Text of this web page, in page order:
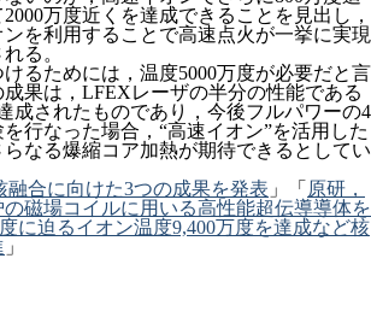
万度近くを達成できることを見出し，
を利用することで高速点火が一挙に実現
る。
るためには，温度5000万度が必要だと言
果は，LFEXレーザの半分の性能である
成されたものであり，今後フルパワーの4
行なった場合，“高速イオン”を活用した
なる爆縮コア加熱が期待できるとしてい
融合に向けた3つの成果を発表 」「 原研，
磁場コイルに用いる高性能超伝導導体を
に迫るイオン温度9,400万度を達成など核
」